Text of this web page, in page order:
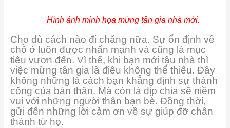
Hình ảnh minh họa mừng tân gia nhà mới.
Cho dù cách nào đi chăng nữa. Sự ổn định về
chỗ ở luôn được nhấn mạnh và cũng là mục
tiêu vươn đến. Vì thế, khi bạn mới tậu nhà thì
việc mừng tân gia là điều không thể thiếu. Đây
không những là cách bạn khẳng định sự thành
công của bản thân. Mà còn là dịp chia sẽ niềm
vui với những người thân bạn bè. Đồng thời,
gửi đến những lời cảm ơn về sự giúp đỡ chân
thành từ họ.